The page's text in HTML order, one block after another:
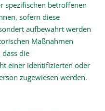
spezifischen betroffenen
sofern diese
aufbewahrt werden
Maßnahmen
die
einer identifizierten oder
zugewiesen werden.